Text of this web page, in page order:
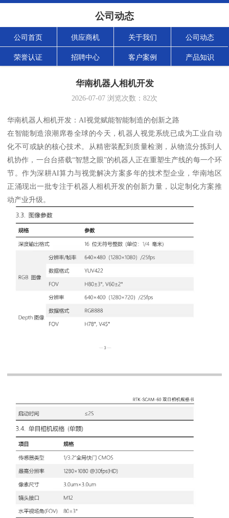
公司动态
公司首页 供应商机 关于我们 公司动态
荣誉认证 招聘中心 客户案例 产品知识
华南机器人相机开发
2026-07-07 浏览次数： 82次
华南机器人相机开发：AI视觉赋能智能制造的创新之路
在智能制造浪潮席卷全球的今天，机器人视觉系统已成为工业自动
化不可或缺的核心技术。从精密装配到质量检测，从物流分拣到人
机协作，一台台搭载“智慧之眼”的机器人正在重塑生产线的每一个环
节。作为深耕AI算力与视觉解决方案多年的技术型企业，华南地区
正涌现出一批专注于机器人相机开发的创新力量，以定制化方案推
动产业升级。